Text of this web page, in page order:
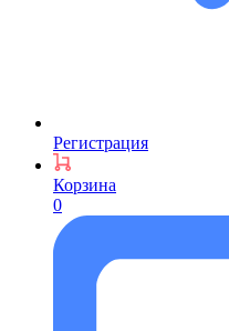
Регистрация
Корзина
0